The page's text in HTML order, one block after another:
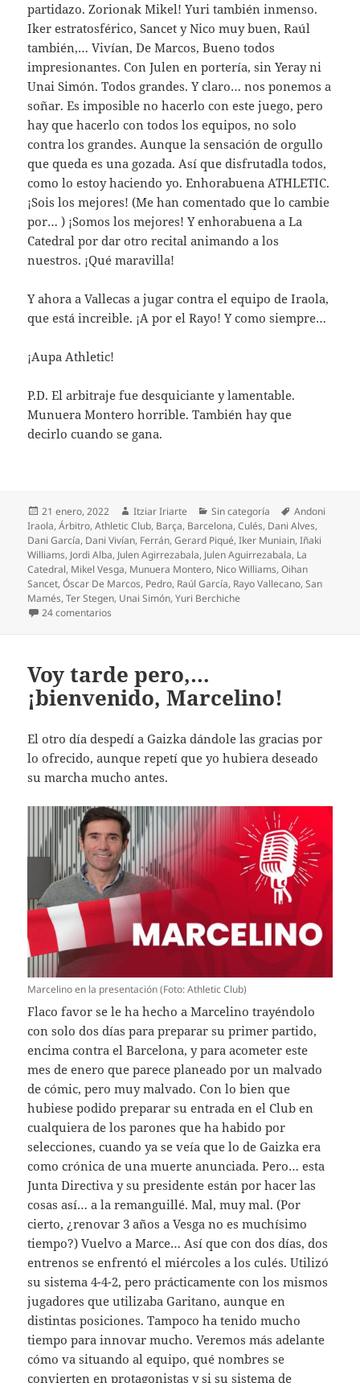
partidazo. Zorionak Mikel! Yuri también inmenso.
Iker estratosférico, Sancet y Nico muy buen, Raúl
también,… Vivían, De Marcos, Bueno todos
impresionantes. Con Julen en portería, sin Yeray ni
Unai Simón. Todos grandes. Y claro… nos ponemos a
soñar. Es imposible no hacerlo con este juego, pero
hay que hacerlo con todos los equipos, no solo
contra los grandes. Aunque la sensación de orgullo
que queda es una gozada. Así que disfrutadla todos,
como lo estoy haciendo yo. Enhorabuena ATHLETIC.
¡Sois los mejores! (Me han comentado que lo cambie
por… ) ¡Somos los mejores! Y enhorabuena a La
Catedral por dar otro recital animando a los
nuestros. ¡Qué maravilla!
Y ahora a Vallecas a jugar contra el equipo de Iraola,
que está increible. ¡A por el Rayo! Y como siempre…
¡Aupa Athletic!
P.D. El arbitraje fue desquiciante y lamentable.
Munuera Montero horrible. También hay que
decirlo cuando se gana.
Publicado
el
21 enero, 2022 Autor
Itziar Iriarte Categorías
Sin categoría Etiquetas
Andoni
Iraola,Árbitro,Athletic Club, Barça, Barcelona,Culés, Dani Alves,
Dani García, Dani Vivían, Ferrán,Gerard Piqué,Iker Muniain,Iñaki
Williams, Jordi Alba, Julen Agirrezabala, Julen Aguirrezabala, La
Catedral, Mikel Vesga, Munuera Montero, Nico Williams,Oihan
Sancet,Óscar De Marcos, Pedro, Raúl García, Rayo Vallecano,San
Mamés,Ter Stegen, Unai Simón,Yuri Berchiche
24 comentarios
Voy tarde pero,…
¡bienvenido, Marcelino!
El otro día despedí a Gaizka dándole las gracias por
lo ofrecido, aunque repetí que yo hubiera deseado
su marcha mucho antes.
Marcelino en la presentación (Foto: Athletic Club)
Flaco favor se le ha hecho a Marcelino trayéndolo
con solo dos días para preparar su primer partido,
encima contra el Barcelona, y para acometer este
mes de enero que parece planeado por un malvado
de cómic, pero muy malvado. Con lo bien que
hubiese podido preparar su entrada en el Club en
cualquiera de los parones que ha habido por
selecciones, cuando ya se veía que lo de Gaizka era
como crónica de una muerte anunciada. Pero… esta
Junta Directiva y su presidente están por hacer las
cosas así… a la remanguillé. Mal, muy mal. (Por
cierto, ¿renovar 3 años a Vesga no es muchísimo
tiempo?) Vuelvo a Marce… Así que con dos días, dos
entrenos se enfrentó el miércoles a los culés. Utilizó
su sistema 4-4-2, pero prácticamente con los mismos
jugadores que utilizaba Garitano, aunque en
distintas posiciones. Tampoco ha tenido mucho
tiempo para innovar mucho. Veremos más adelante
cómo va situando al equipo, qué nombres se
convierten en protagonistas y si su sistema de